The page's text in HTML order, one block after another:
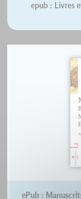
epub : Livres
ePub :